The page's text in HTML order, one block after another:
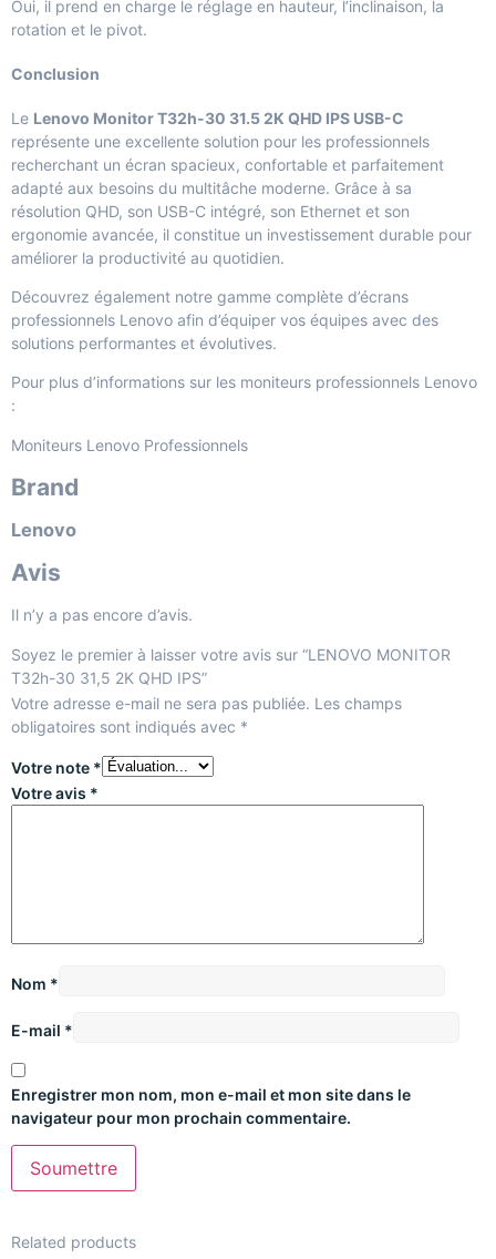
Oui, il prend en charge le réglage en hauteur, l’inclinaison, la
rotation et le pivot.
Conclusion
Le Lenovo Monitor T32h-30 31.5 2K QHD IPS USB-C
représente une excellente solution pour les professionnels
recherchant un écran spacieux, confortable et parfaitement
adapté aux besoins du multitâche moderne. Grâce à sa
résolution QHD, son USB-C intégré, son Ethernet et son
ergonomie avancée, il constitue un investissement durable pour
améliorer la productivité au quotidien.
Découvrez également notre gamme complète d’écrans
professionnels Lenovo afin d’équiper vos équipes avec des
solutions performantes et évolutives.
Pour plus d’informations sur les moniteurs professionnels Lenovo
:
Moniteurs Lenovo Professionnels
Brand
Lenovo
Avis
Il n’y a pas encore d’avis.
Soyez le premier à laisser votre avis sur “LENOVO MONITOR
T32h-30 31,5 2K QHD IPS”
Votre adresse e-mail ne sera pas publiée. Les champs
obligatoires sont indiqués avec *
Votre note *
Votre avis *
Nom *
E-mail *
Enregistrer mon nom, mon e-mail et mon site dans le
navigateur pour mon prochain commentaire.
Related products